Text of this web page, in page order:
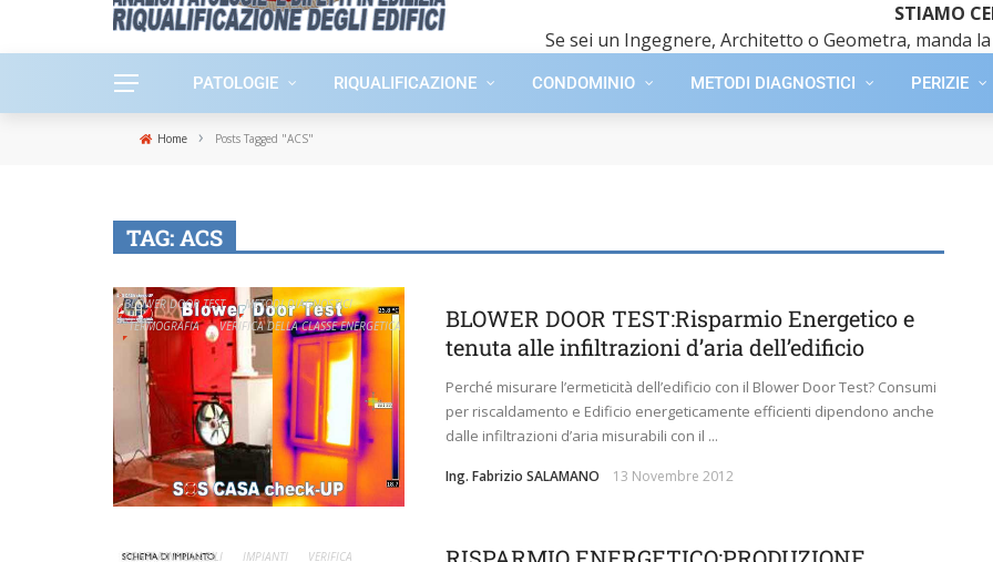
STIAMO
Se sei un Ingegnere, Architetto o Geometra, manda
PATOLOGIE RIQUALIFICAZIONE CONDOMINIO METODI DIAGNOSTICI PERIZIE
Home › Posts Tagged "ACS"
TAG:ACS
BLOWER DOOR TEST
METODI DIAGNOSTICI
TERMOGRAFIA
VERIFICA DELLA CLASSE ENERGETICA
BLOWER DOOR TEST:Risparmio Energetico e
tenuta alle infiltrazioni d’aria dell’edificio
Perché misurare l’ermeticità dell’edificio con il Blower Door Test? Consumi
per riscaldamento e Edificio energeticamente efficienti dipendono anche
dalle infiltrazioni d’aria misurabili con il ...
Ing. Fabrizio SALAMANO 13 Novembre 2012
FONTI RINNOVABILI IMPIANTI VERIFICA